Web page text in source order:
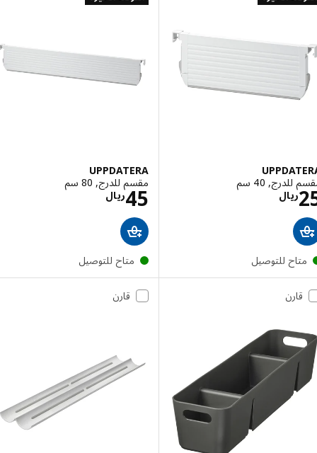
40 سم
ريالالاسعار ريال 25
للتوصيل
UPPDATERA
مقسم للدرج, 80 سم
ريال45 الاسعار ريال 45
متاح للتوصيل
قارن قارن